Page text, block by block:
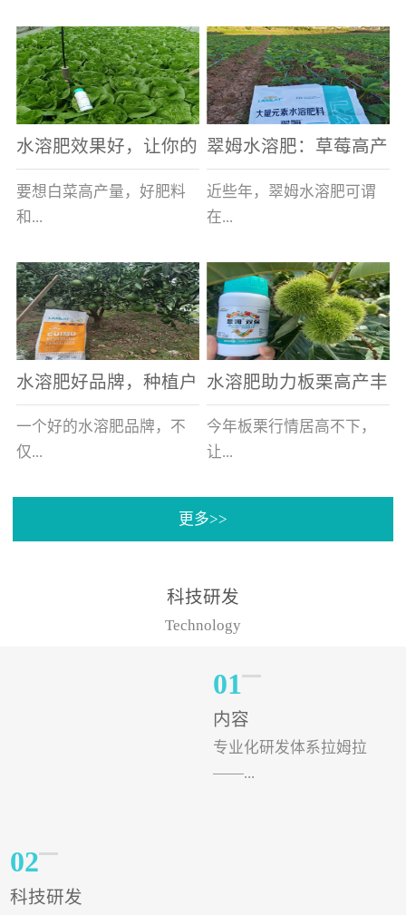
南走访时，发现当地许多
蔬菜产区，老棚数量占多
数，连年的重茬、土壤板
结等原因，导致土壤差，
作物根系...
，也是山东窦大哥开心的
时刻，从一大早接到收购
商的电话，就开始在草莓
大棚里忙碌。为什么窦大
哥家的草...
水溶肥效果好，让你的
白菜增产不是问题
要想白菜高产量，好肥料
和...
好的技术管理缺一不可，
相信广大白菜种植户们都
深有体会。今天就一起来
看看，什么样的水溶肥可
以让你的...
翠姆水溶肥：草莓高产
的好帮手
近些年，翠姆水溶肥可谓
在...
河北草莓区域话题不减，
不但在草莓上表现效果明
显，使用的种植户更是越
来越多。今天，借此机
会，一起来...
水溶肥好品牌，种植户
纷纷为“翠姆“点赞
一个好的水溶肥品牌，不
仅...
帮助作物增产增收，更要
实力。今天要讲的水溶肥
水溶肥助力板栗高产丰
产
今年板栗行情居高不下，
让...
许多板栗种植户都获得了
有位王大姐今年使用一款
非常火爆...
更多>>
科技研发
Technology
01
内容
专业化研发体系拉姆拉
——...
02
科技研发